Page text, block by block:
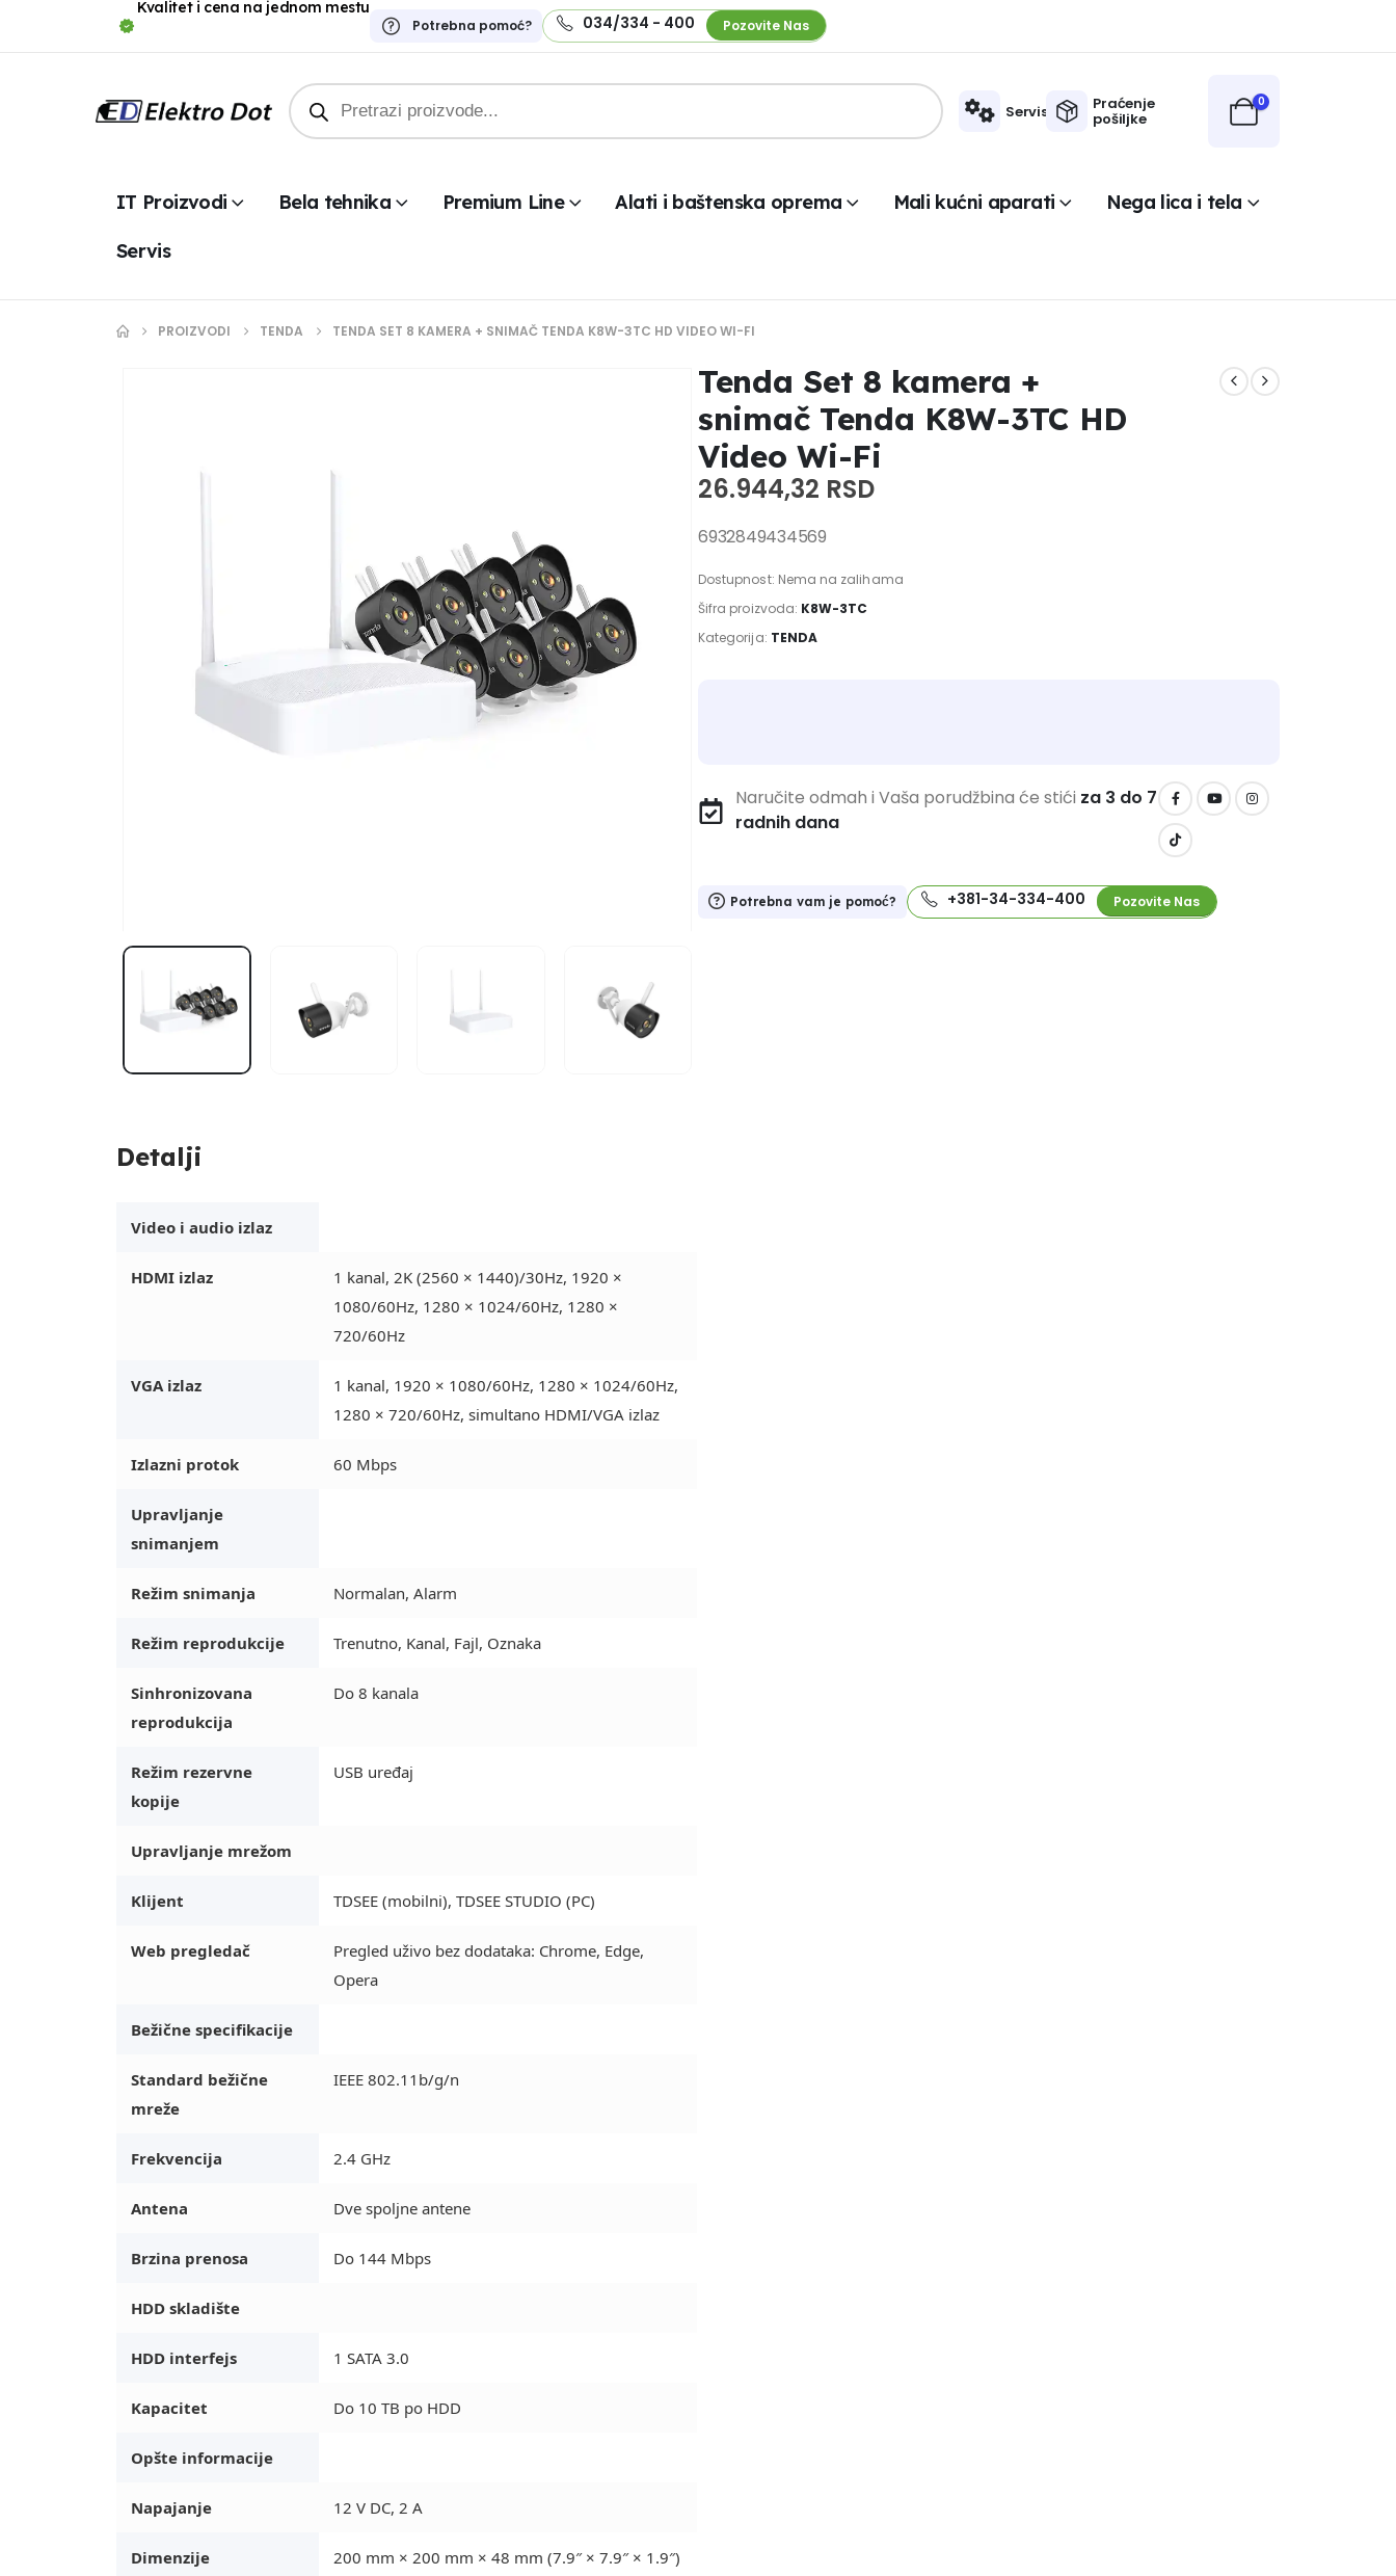
Kvalitet i cena na jednom mestu
Potrebna pomoć? 034/334 - 400 Pozovite Nas
Servis Praćenje
pošiljke
0
IT Proizvodi Bela tehnika Premium Line Alati i baštenska oprema Mali kućni aparati Nega lica i tela
Servis
PROIZVODI TENDA TENDA SET 8 KAMERA + SNIMAČ TENDA K8W-3TC HD VIDEO WI-FI
Tenda Set 8 kamera +
snimač Tenda K8W-3TC HD
Video Wi-Fi
26.944,32 RSD
6932849434569
Dostupnost: Nema na zalihama
Šifra proizvoda: K8W-3TC
Kategorija: TENDA
Naručite odmah i Vaša porudžbina će stići za 3 do 7
radnih dana
Potrebna vam je pomoć? +381-34-334-400 Pozovite Nas
Detalji
Video i audio izlaz
HDMI izlaz
1 kanal, 2K (2560 × 1440)/30Hz, 1920 ×
1080/60Hz, 1280 × 1024/60Hz, 1280 ×
720/60Hz
VGA izlaz
1 kanal, 1920 × 1080/60Hz, 1280 × 1024/60Hz,
1280 × 720/60Hz, simultano HDMI/VGA izlaz
Izlazni protok 60 Mbps
Upravljanje
snimanjem
Režim snimanja Normalan, Alarm
Režim reprodukcije Trenutno, Kanal, Fajl, Oznaka
Sinhronizovana
reprodukcija
Do 8 kanala
Režim rezervne
kopije
USB uređaj
Upravljanje mrežom
Klijent TDSEE (mobilni), TDSEE STUDIO (PC)
Web pregledač
Pregled uživo bez dodataka: Chrome, Edge,
Opera
Bežične specifikacije
Standard bežične
mreže
IEEE 802.11b/g/n
Frekvencija 2.4 GHz
Antena Dve spoljne antene
Brzina prenosa Do 144 Mbps
HDD skladište
HDD interfejs 1 SATA 3.0
Kapacitet Do 10 TB po HDD
Opšte informacije
Napajanje 12 V DC, 2 A
Dimenzije 200 mm × 200 mm × 48 mm (7.9″ × 7.9″ × 1.9″)